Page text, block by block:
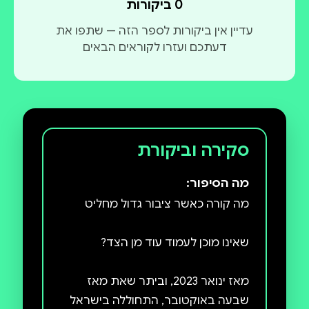
הספר למדעי הפסיכולוגיה באוניברסיטת חיפה. לשעבר
מפקד ביה"ס למנהיגות בצה"ל. פרסם מאמרים בכתבי
עת מובילים בעולם ועשרה ספרים על מנהיגות, בהם מה
למדעי הניהול לשנת התשפ"ו (2026).
0 ביקורות
עדיין אין ביקורות לספר הזה — שתפו את
דעתכם ועזרו לקוראים הבאים
סקירה וביקורת
מה הסיפור:
מאז ינואר 2023, וביתר שאת מאז
שבעה באוקטובר, התחוללה בישראל